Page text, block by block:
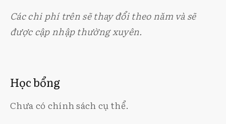
Các chi phí trên sẽ thay đổi theo năm và sẽ
được cập nhập thường xuyên.
Học bổng
Chưa có chính sách cụ thể.